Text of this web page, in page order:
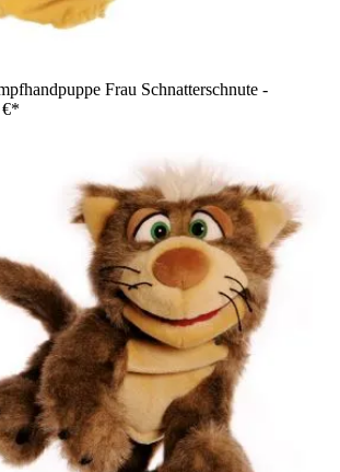
Frau Schnatterschnute -
€*